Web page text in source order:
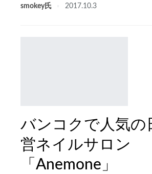
smokey氏 2017.10.3
バンコクで人気の
営ネイルサロン
「Anemone」